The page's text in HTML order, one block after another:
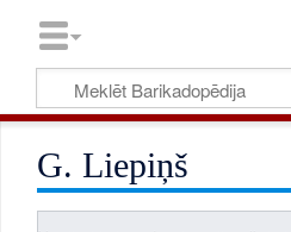
G. Liepiņš